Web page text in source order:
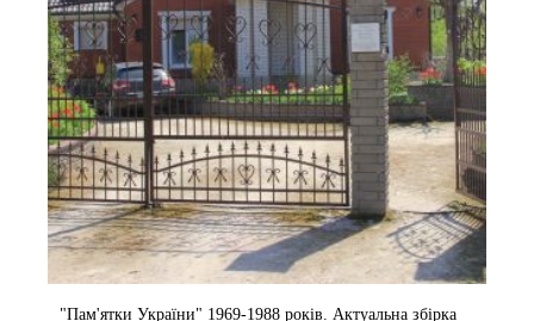
"Пам'ятки України" 1969-1988 років. Актуальна збірка